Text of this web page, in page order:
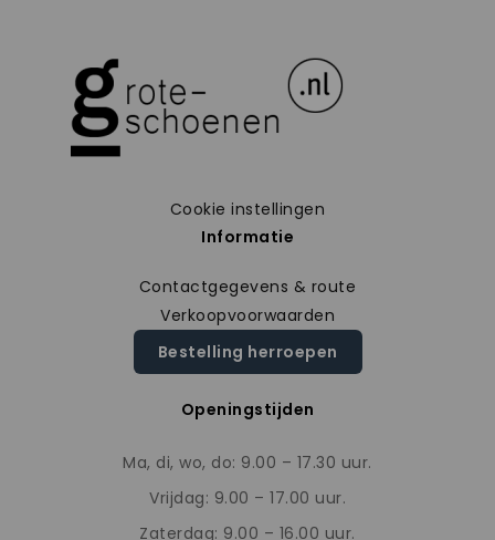
Cookie instellingen
Informatie
Contactgegevens & route
Verkoopvoorwaarden
Bestelling herroepen
Openingstijden
Ma, di, wo, do: 9.00 – 17.30 uur.
Vrijdag: 9.00 – 17.00 uur.
Zaterdag: 9.00 – 16.00 uur.